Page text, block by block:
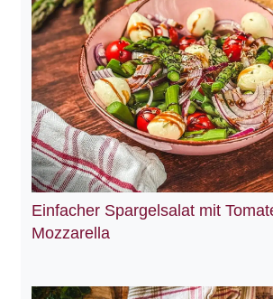
Einfacher Spargelsalat mit
Mozzarella